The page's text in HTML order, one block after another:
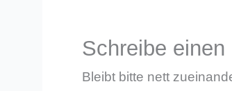
Schreibe
Bleibt bitte nett